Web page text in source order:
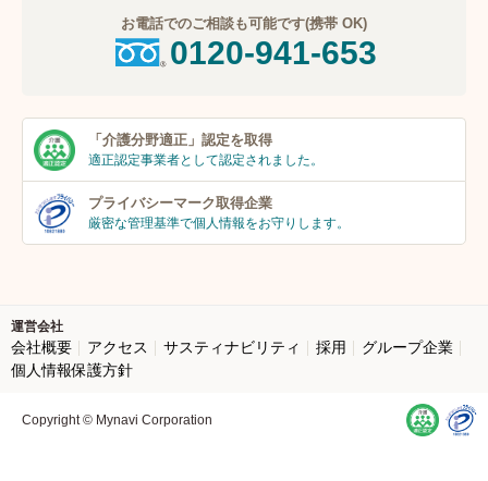
お電話でのご相談も可能です(携帯 OK)
0120-941-653
「介護分野適正」 認定を取得
適正認定事業者として認定されました。
プライバシーマーク取得企業
厳密な管理基準で個人情報をお守りします。
運営会社
会社概要 アクセス サスティナビリティ 採用
グループ企業
個人情報保護方針
Copyright © Mynavi Corporation